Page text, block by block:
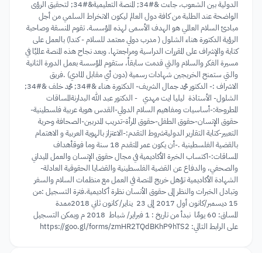
الدولية بين الشعوب، جاءت &#34; المنصة التعليمية&#34; لتحقيق الرؤى
الواضحة عند الطلبة من كافة دول العالم ليكون الانخراط السلمي من أجل
مبادئ السلام العالمي هو الهدف الأسمى لهذه المؤسسة. تقوم المنسقة وصاحبة
الرؤية الدكتورة هناء الشلول ( مدرب دولي معتمد للسلام - كندا) بالعمل على
كتابة والإشراف على المقررات الدراسية ومراجعتها. وبعد نجاح هذه المنصة عالميًا في
مسيرة الفكر والسلام والتي قدمت سابقاً، ستقوم المؤسسة بعمل الدورة الثانية
والتي ستمنح الخريجين شهادات رسمية (دون أي مقابل المادي) .فريق
الاشراف :- الدكتور محمد جمال الشريف- الدكتورة هناء &#34; محمد خلف &#34;
الشلول- الأستاذة ليليا ايت مهدي - الدكتور عبد الله البدارنةالمساقات
المطروحة:-أساسيات ومفاهيم السلام الدولي-القدس هوية عربية فلسطينية-
حقوق الإنسان-حقوق الطفل-حقوق المرأة-تدريب المدربين-الصحافة وحرية
التعبير-كتابة التقارير الدوليةشروط التقدم:-الاعتزاز بالهوية العربية و الاهتمام
بالقضية الفلسطينية .-أن يكون عمر المتقدم 18 سنة وما فوقأهداف
المساقات:-اكتساب الخبرة الأكاديمية في مجال حقوق الإنسان والعمل الميداني
والصحفي، والدفاع عن القضية الفلسطينية والقضايا الحقوقية العادلة-
الشهادة الأكاديمية تؤهل خريج المنصة في العمل مع منظمات السلام والسفر
وتبادل الخبرات والنظر إلى حقوق الأنسان نظرة أكاديمية.فترة التسجيل :من
15 ديسمبر/كانون أول 2017 إلى 23 يناير/ كانون ثاني 2018ممدة
المساق: 60 يومًا نبدأ من تاريخ : 1 فبراير/ شباط 2018 م ويمكن التسجيل
على الرابط التالي: https://goo.gl/forms/zmHR2TQdBKhP9hTS2